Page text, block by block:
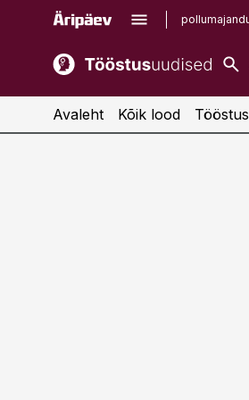
kaubandus.ee
kinnisvarauudised.ee
Avaleht Kõik lood